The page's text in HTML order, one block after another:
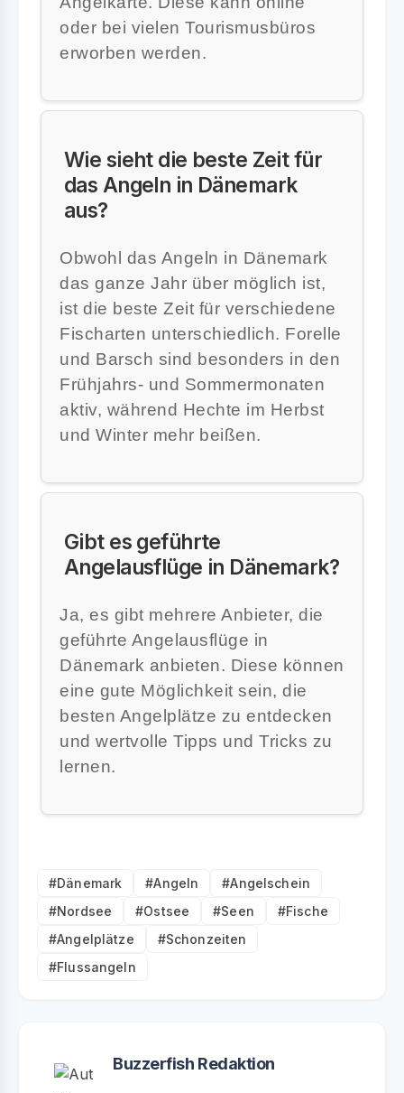
oder bei vielen Tourismusbüros
erworben werden.
Wie sieht die beste Zeit für
das Angeln in Dänemark
aus?
Obwohl das Angeln in Dänemark
das ganze Jahr über möglich ist,
ist die beste Zeit für verschiedene
Fischarten unterschiedlich. Forelle
und Barsch sind besonders in den
Frühjahrs- und Sommermonaten
aktiv, während Hechte im Herbst
und Winter mehr beißen.
Gibt es geführte
Angelausflüge in Dänemark?
Ja, es gibt mehrere Anbieter, die
geführte Angelausflüge in
Dänemark anbieten. Diese können
eine gute Möglichkeit sein, die
besten Angelplätze zu entdecken
und wertvolle Tipps und Tricks zu
lernen.
#Dänemark #Angeln
#Angelschein
#Nordsee
#Ostsee #Seen
#Fische
#Angelplätze
#Schonzeiten
#Flussangeln
Buzzerfish Redaktion